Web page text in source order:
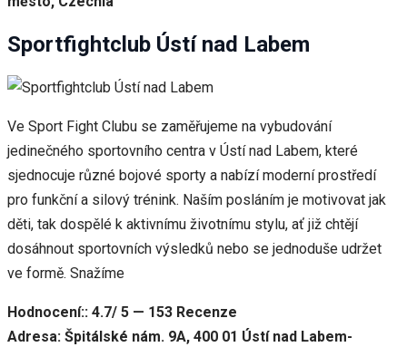
Sportfightclub Ústí nad Labem
Ve Sport Fight Clubu se zaměřujeme na vybudování
jedinečného sportovního centra v Ústí nad Labem, které
sjednocuje různé bojové sporty a nabízí moderní prostředí
pro funkční a silový trénink. Naším posláním je motivovat jak
děti, tak dospělé k aktivnímu životnímu stylu, ať již chtějí
dosáhnout sportovních výsledků nebo se jednoduše udržet
ve formě. Snažíme
Hodnocení:: 4.7/ 5 — 153 Recenze
Adresa: Špitálské nám. 9A, 400 01 Ústí nad Labem-